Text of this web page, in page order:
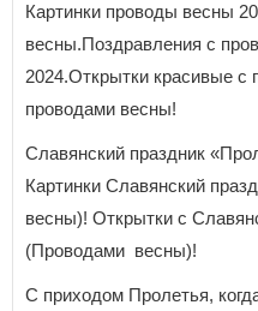
Картинки проводы весны
весны.Поздравления с
2024.Открытки красивые с
проводами весны!
Славянский праздник
Картинки Славянский
весны)! Открытки с
(Проводами весны)!
С приходом Пролетья,